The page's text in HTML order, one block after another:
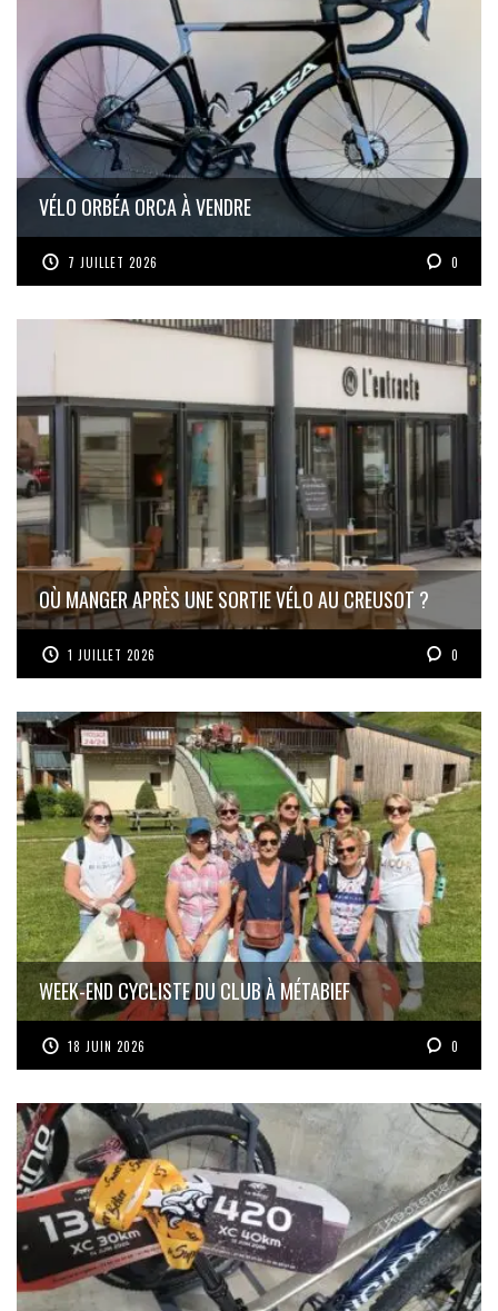
VÉLO ORBÉA ORCA À VENDRE
7 JUILLET 2026 0
OÙ MANGER APRÈS UNE SORTIE VÉLO AU CREUSOT ?
1 JUILLET 2026 0
WEEK-END CYCLISTE DU CLUB À MÉTABIEF
18 JUIN 2026 0